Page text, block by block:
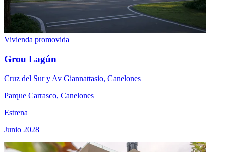
Vivienda promovida
Grou Lagún
Cruz del Sur y Av Giannattasio, Canelones
Parque Carrasco, Canelones
Estrena
Junio 2028